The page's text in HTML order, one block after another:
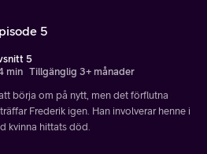
5
5
min Tillgänglig 3+ månader
börja om på nytt, men det förflutna
Frederik igen. Han involverar henne i
kvinna hittats död.